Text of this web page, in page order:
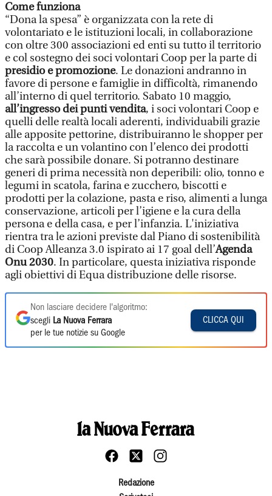
Come funziona
“Dona la spesa” è organizzata con la rete di
volontariato e le istituzioni locali, in collaborazione
con oltre 300 associazioni ed enti su tutto il territorio
e col sostegno dei soci volontari Coop per la parte di
presidio e promozione. Le donazioni andranno in
favore di persone e famiglie in difficoltà, rimanendo
all’interno di quel territorio. Sabato 10 maggio,
all’ingresso dei punti vendita, i soci volontari Coop e
quelli delle realtà locali aderenti, individuabili grazie
alle apposite pettorine, distribuiranno le shopper per
la raccolta e un volantino con l’elenco dei prodotti
che sarà possibile donare. Si potranno destinare
generi di prima necessità non deperibili: olio, tonno e
legumi in scatola, farina e zucchero, biscotti e
prodotti per la colazione, pasta e riso, alimenti a lunga
conservazione, articoli per l’igiene e la cura della
persona e della casa, e per l’infanzia. L'iniziativa
rientra tra le azioni previste dal Piano di sostenibilità
di Coop Alleanza 3.0 ispirato ai 17 goal dell’Agenda
Onu 2030. In particolare, questa iniziativa risponde
agli obiettivi di Equa distribuzione delle risorse.
Non lasciare decidere l'algoritmo:
scegli La Nuova Ferrara
per le tue notizie su Google
CLICCA QUI
Redazione